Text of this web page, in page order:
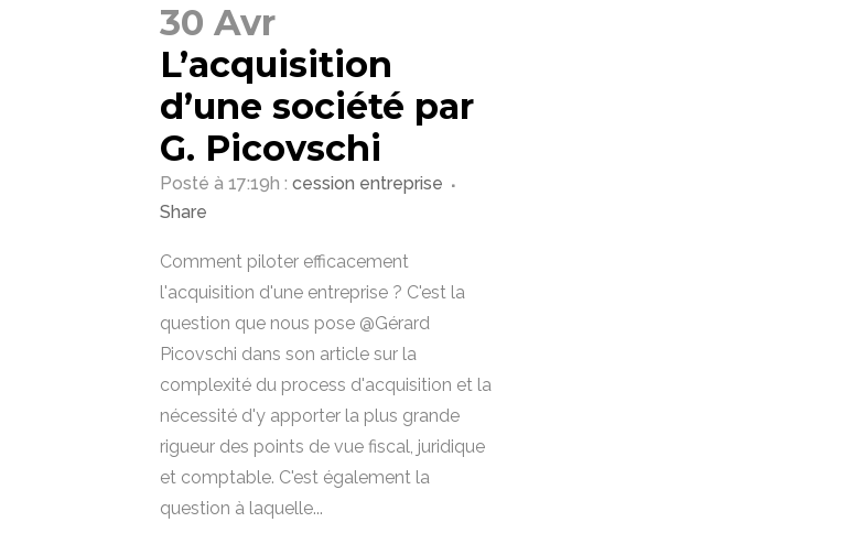
30 Avr
L’acquisition
d’une société par
G. Picovschi
Posté à 17:19h : cession entreprise
Share
Comment piloter efficacement
l'acquisition d'une entreprise ? C'est la
question que nous pose @Gérard
Picovschi dans son article sur la
complexité du process d'acquisition et la
nécessité d'y apporter la plus grande
rigueur des points de vue fiscal, juridique
et comptable. C'est également la
question à laquelle...